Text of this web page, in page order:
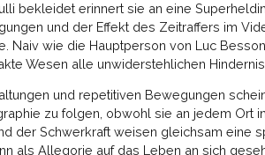
bekleidet erinnert sie an eine
und der Effekt des Zeitraffers im
Naiv wie die Hauptperson von Luc
Wesen alle unwiderstehlichen
und repetitiven Bewegungen
zu folgen, obwohl sie an jedem Ort
der Schwerkraft weisen gleichsam eine
als Allegorie auf das Leben an sich